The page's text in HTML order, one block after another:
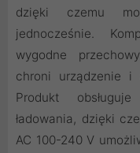
dzięki czemu
jednocześnie.
wygodne
chroni urządzenie i
Produkt
ładowania, dzięki
AC 100-240 V